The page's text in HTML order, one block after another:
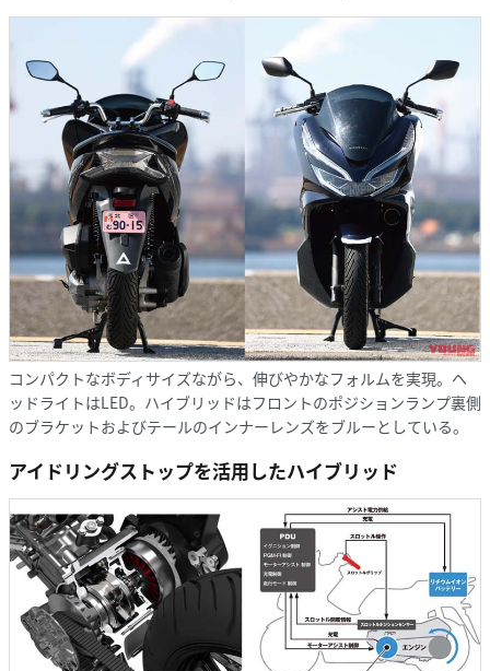
コンパクトなボディサイズながら、伸びやかなフォルムを実現。ヘ
ッドライトはLED。ハイブリッドはフロントのポジションランプ裏側
のブラケットおよびテールのインナーレンズをブルーとしている。
アイドリングストップを活用したハイブリッド